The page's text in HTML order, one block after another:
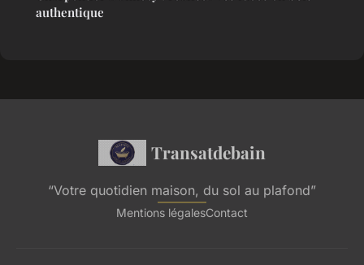
authentique
Transatdebain
“Votre quotidien maison, du sol au plafond”
Mentions légalesContact